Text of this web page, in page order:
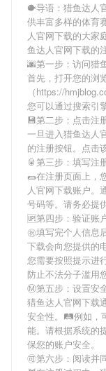
🐡导语： 猎鱼达人
供丰富多样的体育
人官网下载的大家
鱼达人官网下载的
🌆第一步：访问猎
首先，打开您的浏
（https://
您可以通过搜索引
💾第二步：点击注
一旦进入猎鱼达人
的注册按钮。点击
🥫第三步：填写注
🌯在注册页面上，
人官网下载账户。
号码等。请务必提
🆙第四步：验证账
㊗填写完个人信息
下载会向您提供的
您需要按照提示进
防止不法分子滥用
Ⓜ第五步：设置安
猎鱼达人官网下载
安全性。🛤例如，
能。请根据系统的
保您的账户安全。
🉑第六步：阅读并